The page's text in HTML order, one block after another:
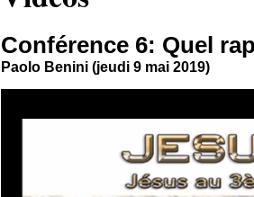
Conférence 6: Quel
Paolo Benini (jeudi 9 mai 2019)